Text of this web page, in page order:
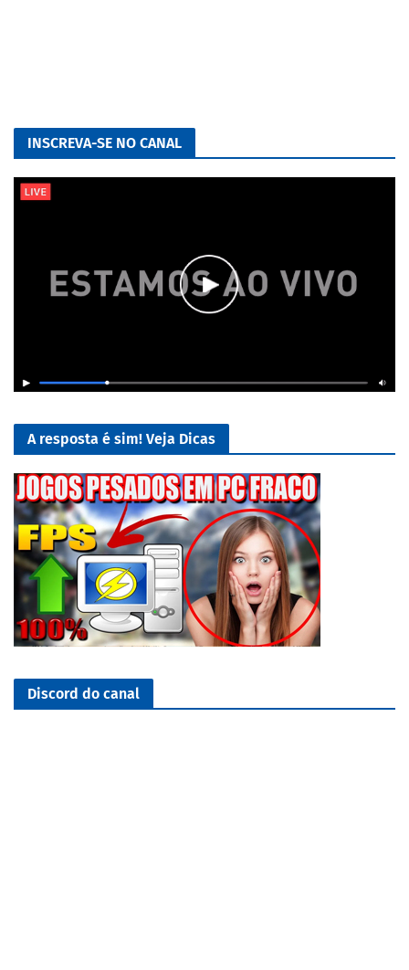
INSCREVA-SE NO CANAL
A resposta é sim! Veja Dicas
Discord do canal